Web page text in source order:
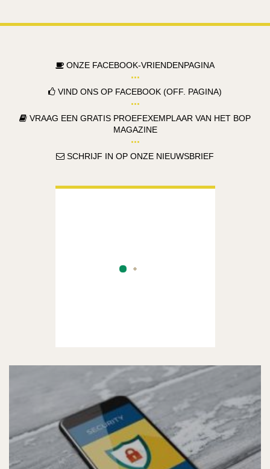
ONZE FACEBOOK-VRIENDENPAGINA
VIND ONS OP FACEBOOK (OFF. PAGINA)
VRAAG EEN GRATIS PROEFEXEMPLAAR VAN HET BOP
MAGAZINE
SCHRIJF IN OP ONZE NIEUWSBRIEF